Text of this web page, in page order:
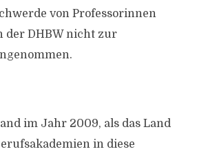
von Professorinnen
der DHBW nicht zur
im Jahr 2009, als das Land
in diese